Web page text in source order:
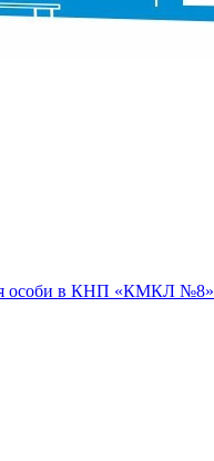
особи в КНП «КМКЛ №8»